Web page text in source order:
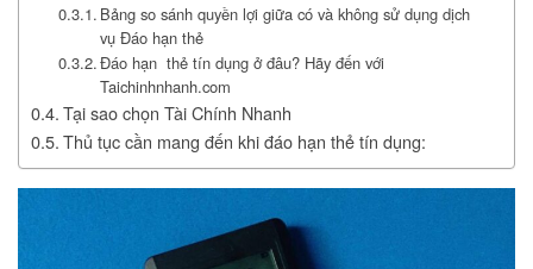
Bảng so sánh quyền lợi giữa có và không sử dụng dịch
vụ Đáo hạn thẻ
Đáo hạn thẻ tín dụng ở đâu? Hãy đến với
Taichinhnhanh.com
Tại sao chọn Tài Chính Nhanh
Thủ tục cần mang đến khi đáo hạn thẻ tín dụng: